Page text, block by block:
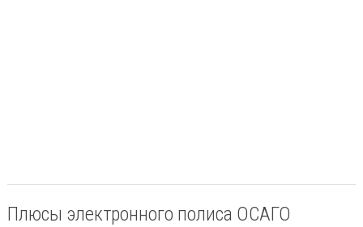
Плюсы электронного полиса ОСАГО